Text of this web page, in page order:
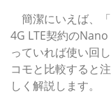
簡潔にいえば、
4G LTE契約の
っていれば使い回
コモと比較すると
しく解説します。